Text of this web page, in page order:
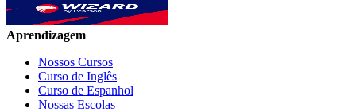
Aprendizagem
Nossos Cursos
Curso de Inglês
Curso de Espanhol
Nossas Escolas